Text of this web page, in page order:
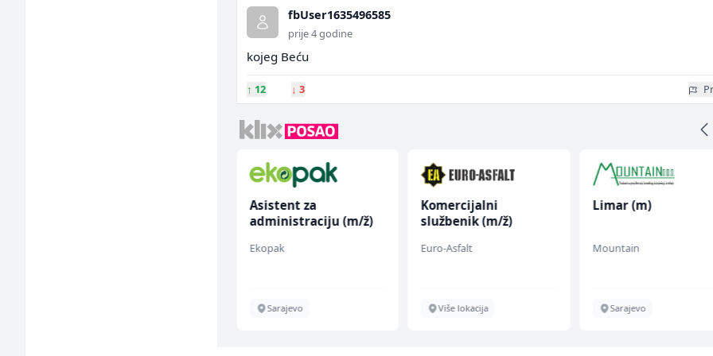
fbUser1635496585
prije 4 godine
kojeg Beću
↑ 12 ↓ 3
Asistent za
administraciju (m/ž)
Ekopak
Sarajevo
Komercijalni
službenik (m/ž)
Euro-Asfalt
Više lokacija
Limar (m)
Mountain
Sarajevo